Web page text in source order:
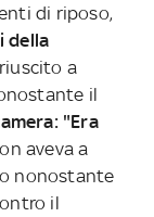
di riposo,
della
a
il
"Era
aveva a
nonostante
il